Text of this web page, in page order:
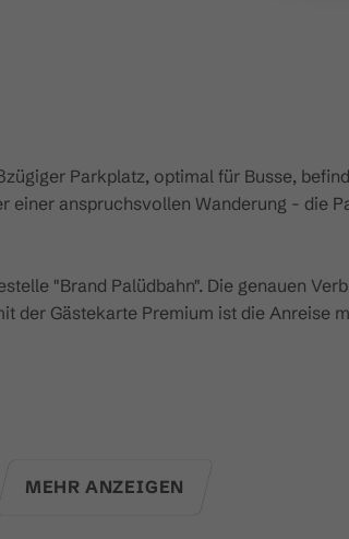
Parkplatz, optimal für Busse,
anspruchsvollen Wanderung - die
"Brand Palüdbahn". Die genauen
der Gästekarte Premium ist die Anreise
MEHR ANZEIGEN